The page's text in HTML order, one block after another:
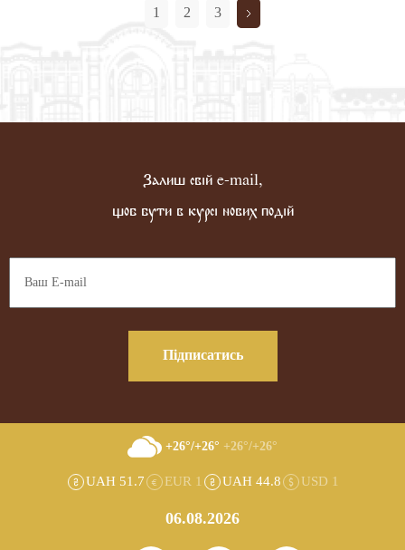
1 2 3
Залиш свій e-mail,
щоб бути в курсі нових подій
Підписатись
+26°/+26° +26°/+26°
UAH 51.7 EUR 1 UAH 44.8 USD 1
06.08.2026